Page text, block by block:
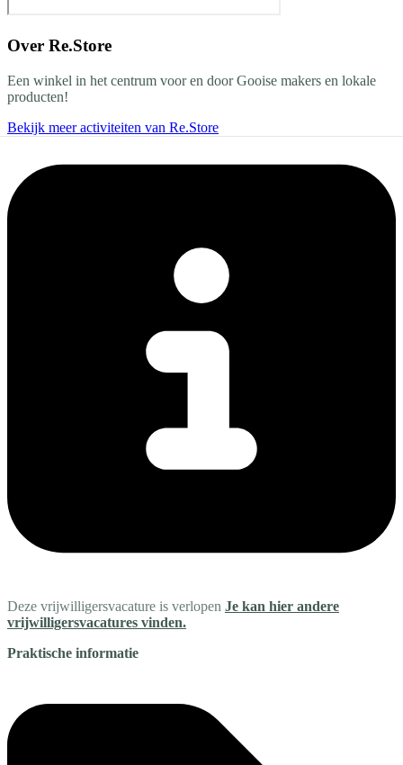
Over Re.Store
Een winkel in het centrum voor en door Gooise makers en lokale
producten!
Bekijk meer activiteiten van Re.Store
Deze vrijwilligersvacature is verlopen Je kan hier andere
vrijwilligersvacatures vinden.
Praktische informatie